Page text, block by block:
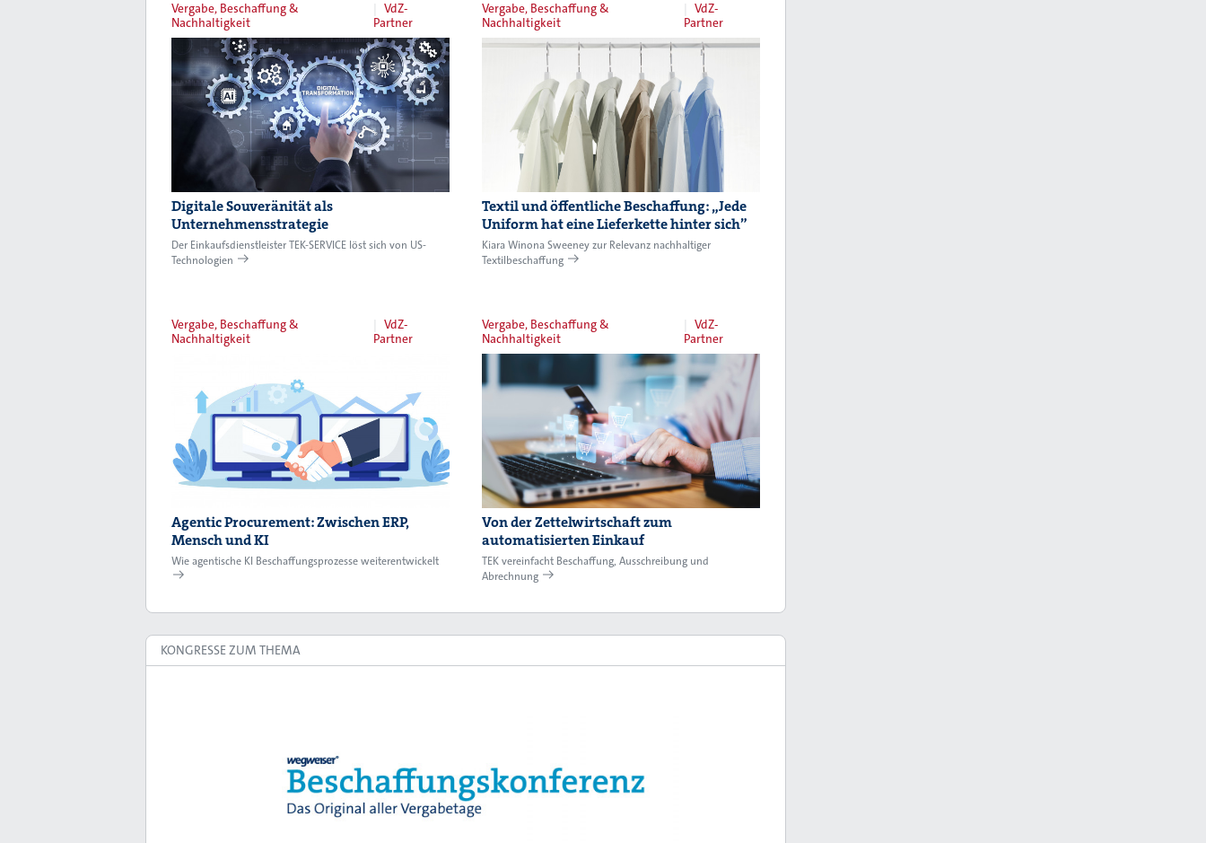
Vergabe, Beschaffung &
Nachhaltigkeit
VdZ-
Partner
Digitale Souveränität als
Unternehmensstrategie
Der Einkaufsdienstleister TEK-SERVICE löst sich von US-
Technologien
Vergabe, Beschaffung &
Nachhaltigkeit
VdZ-
Partner
Textil und öffentliche Beschaffung: „Jede
Uniform hat eine Lieferkette hinter sich”
Kiara Winona Sweeney zur Relevanz nachhaltiger
Textilbeschaffung
Vergabe, Beschaffung &
Nachhaltigkeit
VdZ-
Partner
Agentic Procurement: Zwischen ERP,
Mensch und KI
Wie agentische KI Beschaffungsprozesse weiterentwickelt
Vergabe, Beschaffung &
Nachhaltigkeit
VdZ-
Partner
Von der Zettelwirtschaft zum
automatisierten Einkauf
TEK vereinfacht Beschaffung, Ausschreibung und
Abrechnung
KONGRESSE ZUM THEMA